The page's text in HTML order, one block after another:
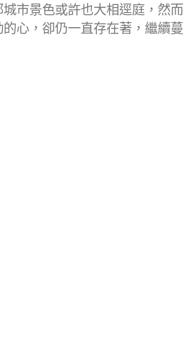
市景色或許也大相逕庭，然而
心，卻仍一直存在著，繼續蔓